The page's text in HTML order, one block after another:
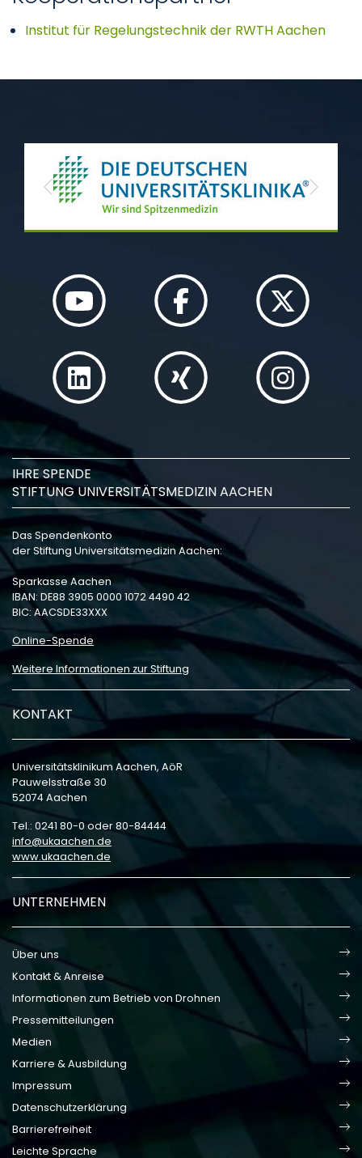
Institut für Regelungstechnik der RWTH Aachen
Previous Next
IHRE SPENDE
STIFTUNG UNIVERSITÄTSMEDIZIN AACHEN
Das Spendenkonto
der Stiftung Universitätsmedizin Aachen:
Sparkasse Aachen
IBAN: DE88 3905 0000 1072 4490 42
BIC: AACSDE33XXX
Online-Spende
Weitere Informationen zur Stiftung
KONTAKT
Universitätsklinikum Aachen, AöR
Pauwelsstraße 30
52074 Aachen
Tel.: 0241 80-0 oder 80-84444
info
ukaachen de
www.ukaachen.de
UNTERNEHMEN
Über uns
Kontakt & Anreise
Informationen zum Betrieb von Drohnen
Pressemitteilungen
Medien
Karriere & Ausbildung
Impressum
Datenschutzerklärung
Barrierefreiheit
Leichte Sprache